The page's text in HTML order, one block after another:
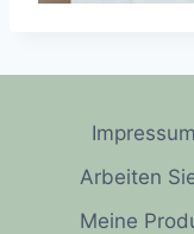
Impressum
Arbeiten
Meine